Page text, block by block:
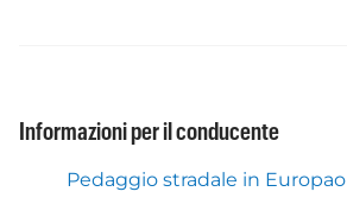
Informazioni per il conducente
Pedaggio stradale in Europao